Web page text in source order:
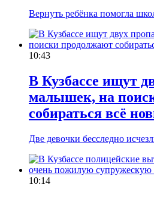
Вернуть ребёнка помогла
10:43
В Кузбассе ищут
малышек, на
собираться всё
Две девочки бесследно
10:14